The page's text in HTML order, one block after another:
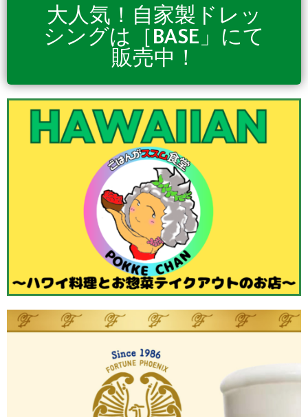
大人気！自家製ドレッ
シングは［BASE」にて
販売中！